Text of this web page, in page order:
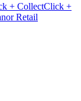
+ CollectClick +
Retail